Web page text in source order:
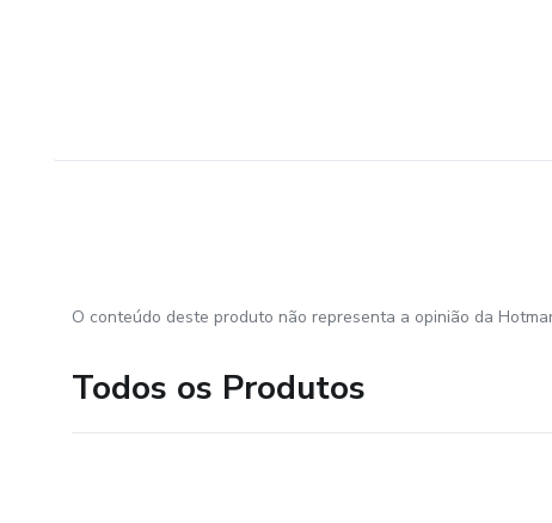
O conteúdo deste produto não representa a opinião da
Todos os Produtos